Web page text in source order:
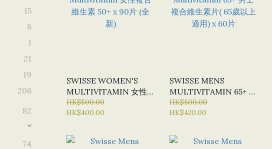
15
8
1
21
19
206
82
74
SWISSE WOMEN'S
MULTIVITAMIN 女性
複合維生素 50+ X 90片
(全新)
HK$500.00
HK$400.00
SWISSE MENS
MULTIVITAMIN 65+ 男
士複合維生素片( 65歲以
上適用) X 60片
HK$500.00
HK$420.00